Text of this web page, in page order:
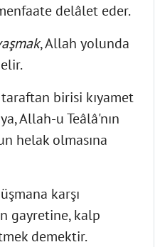
delâlet eder.
, Allah yolunda
birisi kıyamet
Allah-u Teâlâ'nın
helak olmasına
karşı
gayretine, kalp
demektir.